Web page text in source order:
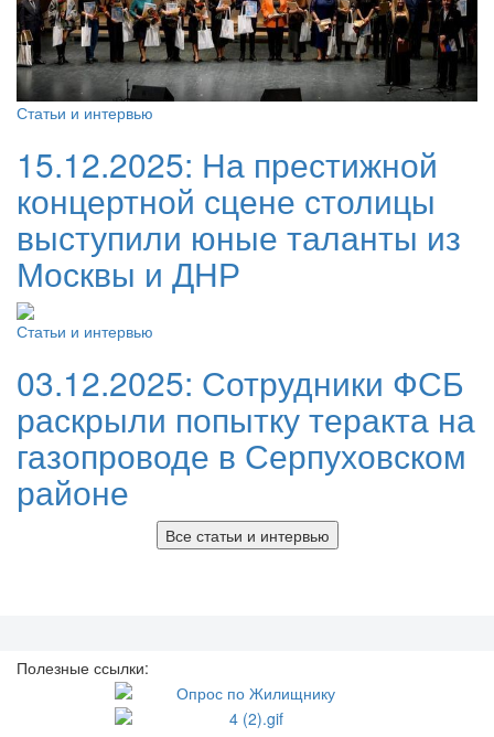
Статьи и интервью
15.12.2025: На престижной
концертной сцене столицы
выступили юные таланты из
Москвы и ДНР
Статьи и интервью
03.12.2025: Сотрудники ФСБ
раскрыли попытку теракта на
газопроводе в Серпуховском
районе
Все статьи и интервью
Полезные ссылки: